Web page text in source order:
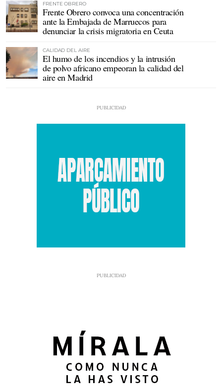
FRENTE OBRERO
Frente Obrero convoca una concentración
ante la Embajada de Marruecos para
denunciar la crisis migratoria en Ceuta
CALIDAD DEL AIRE
El humo de los incendios y la intrusión
de polvo africano empeoran la calidad del
aire en Madrid